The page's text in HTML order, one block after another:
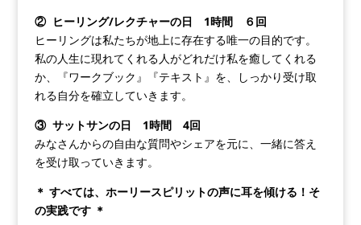
② ヒーリング/レクチャーの日 1時間 ６回
ヒーリングは私たちが地上に存在する唯一の目的です。
私の人生に現れてくれる人がどれだけ私を癒してくれる
か、『ワークブック』『テキスト』を、しっかり受け取
れる自分を確立していきます。
③ サットサンの日 1時間 4回
みなさんからの自由な質問やシェアを元に、一緒に答え
を受け取っていきます。
＊ すべては、ホーリースピリットの声に耳を傾ける！そ
の実践です ＊